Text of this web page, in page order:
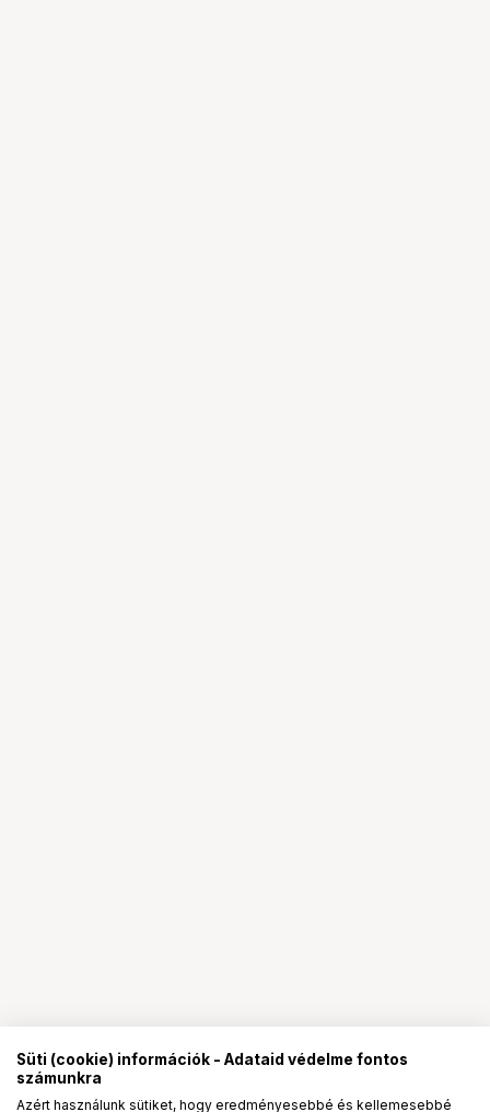
Süti (cookie) információk - Adataid védelme fontos
számunkra
Azért használunk sütiket, hogy eredményesebbé és kellemesebbé